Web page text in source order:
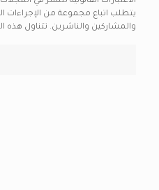
يتطلب اتباع مجموعة من الإجراءات
والمشاركين والناشرين. تتناول هذه